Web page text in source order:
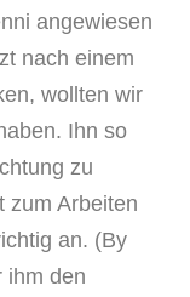
angewiesen
nach einem
wollten wir
Ihn so
zu
zum Arbeiten
an. (By
ihm den